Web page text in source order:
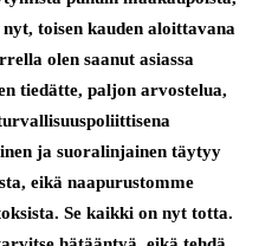
toisen kauden aloittavana
olen saanut asiassa
tiedätte, paljon arvostelua,
ja suoralinjainen täytyy
eikä naapurustomme
Se kaikki on nyt totta.